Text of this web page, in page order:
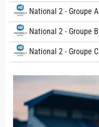
National 2 - Groupe A
National 2 - Groupe B
National 2 - Groupe C